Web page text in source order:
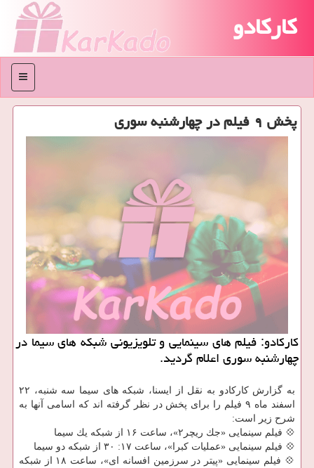
کارکادو
منو
پخش ۹ فیلم در چهارشنبه سوری
كاركادو: فیلم های سینمایی و تلویزیونی شبكه های سیما در
چهارشنبه سوری اعلام گردید.
به گزارش كاركادو به نقل از ایسنا، شبكه های سیما سه شنبه، ۲۲
اسفند ماه ۹ فیلم را برای پخش در نظر گرفته اند كه اسامی آنها به
شرح زیر است:
💠 فیلم سینمایی «جك ریچر۲»، ساعت ۱۶ از شبكه یك سیما
💠 فیلم سینمایی «عملیات كبرا»، ساعت ۱۷: ۳۰ از شبكه دو سیما
💠 فیلم سینمایی «پیتر در سرزمین افسانه ای»، ساعت ۱۸ از شبكه